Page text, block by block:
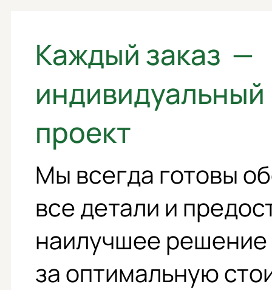
Каждый заказ —
индивидуальный
проект
Мы всегда готовы
все детали и
наилучшее решение
за оптимальную